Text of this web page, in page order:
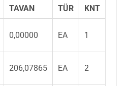
TAVAN TÜR KNT
0,00000 EA 1
206,07865 EA 2